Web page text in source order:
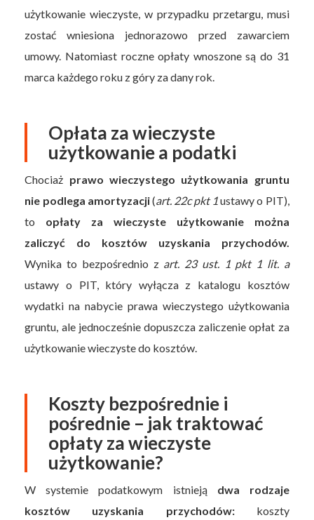
użytkowanie wieczyste, w przypadku przetargu, musi
zostać wniesiona jednorazowo przed zawarciem
umowy. Natomiast roczne opłaty wnoszone są do 31
marca każdego roku z góry za dany rok.
Opłata za wieczyste
użytkowanie a podatki
Chociaż prawo wieczystego użytkowania gruntu
nie podlega amortyzacji(art. 22c pkt 1ustawy o PIT),
to opłaty za wieczyste użytkowanie można
zaliczyć do kosztów uzyskania przychodów.
Wynika to bezpośrednio z art. 23 ust. 1 pkt 1 lit. a
ustawy o PIT, który wyłącza z katalogu kosztów
wydatki na nabycie prawa wieczystego użytkowania
gruntu, ale jednocześnie dopuszcza zaliczenie opłat za
użytkowanie wieczyste do kosztów.
Koszty bezpośrednie i
pośrednie – jak traktować
opłaty za wieczyste
użytkowanie?
W systemie podatkowym istnieją dwa rodzaje
kosztów uzyskania przychodów:koszty